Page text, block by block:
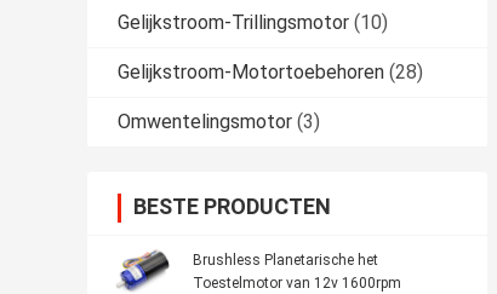
Gelijkstroom-Trillingsmotor (10)
Gelijkstroom-Motortoebehoren (28)
Omwentelingsmotor (3)
BESTE PRODUCTEN
Brushless Planetarische het
Toestelmotor van 12v 1600rpm